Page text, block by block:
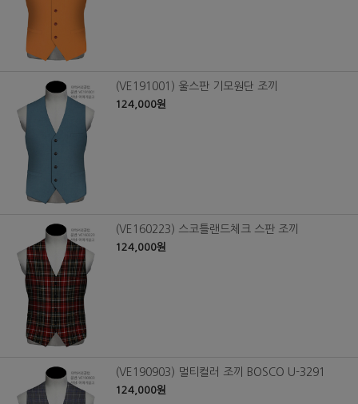
(VE191001) 울스판 기모원단 조끼
124,000원
(VE160223) 스코틀랜드체크 스판 조끼
124,000원
(VE190903) 멀티컬러 조끼 BOSCO U-3291
124,000원